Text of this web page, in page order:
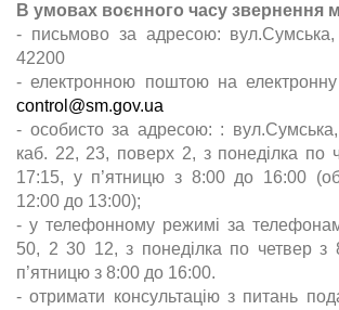
В умовах воєнного часу звернення
- письмово за адресою:
42200
- електронною поштою на
control@sm.gov.ua
- особисто за адресою: :
каб. 22, 23, поверх 2, з понеділка по
17:15, у п’ятницю з 8:00 до 16:00
12:00 до 13:00);
- у телефонному режимі за
50, 2 30 12, з понеділка по четвер з
п’ятницю з 8:00 до 16:00.
- отримати консультацію з питань